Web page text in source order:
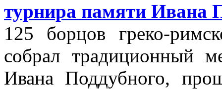
турнира памяти Ивана
125 борцов греко-
собрал традиционный
Ивана Поддубного,